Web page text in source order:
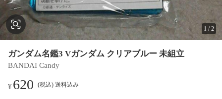
1 /2
ガンダム名鑑3 Vガンダム クリアブルー 未組立
BANDAI Candy
¥620 (税込) 送料込み